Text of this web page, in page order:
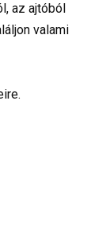
az ajtóból
valami